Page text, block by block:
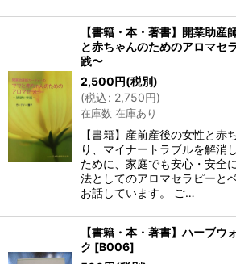
【書籍・本・著書】開業助産
と赤ちゃんのためのアロマセ
践〜
2,500円(税別)
(税込: 2,750円)
在庫数 在庫あり
【書籍】産前産後の女性と赤
り、マイナートラブルを解消
ために、家庭でも安心・安全
法としてのアロマセラピーと
お話しています。 ご…
【書籍・本・著書】ハーブウ
ク [B006]